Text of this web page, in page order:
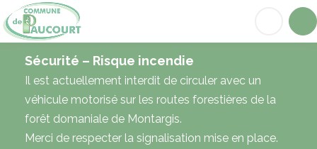
Sécurité – Risque incendie
Il est actuellement interdit de circuler avec un
véhicule motorisé sur les routes forestières de la
forêt domaniale de Montargis.
Merci de respecter la signalisation mise en place.